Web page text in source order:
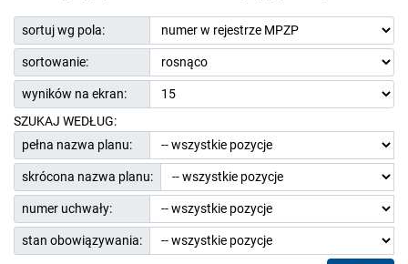
sortuj wg pola:
sortowanie:
wyników na ekran:
SZUKAJ WEDŁUG:
pełna nazwa planu:
skrócona nazwa planu:
numer uchwały:
stan obowiązywania: